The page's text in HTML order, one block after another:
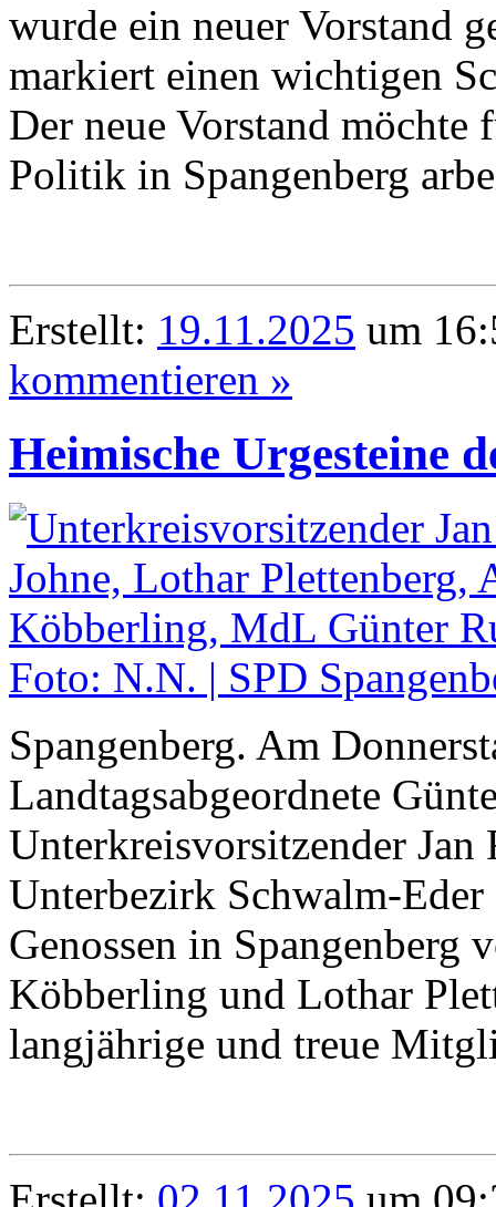
wurde ein neuer Vorstand
markiert einen wichtigen
Der neue Vorstand
Politik in Spangenberg
Erstellt: 19.11.2025 um
kommentieren »
Heimische Urgesteine
Spangenberg. Am
Landtagsabgeordnete
Unterkreisvorsitzender Jan
Unterbezirk Schwalm-
Genossen in Spangenberg
Köbberling und Lothar
langjährige und treue